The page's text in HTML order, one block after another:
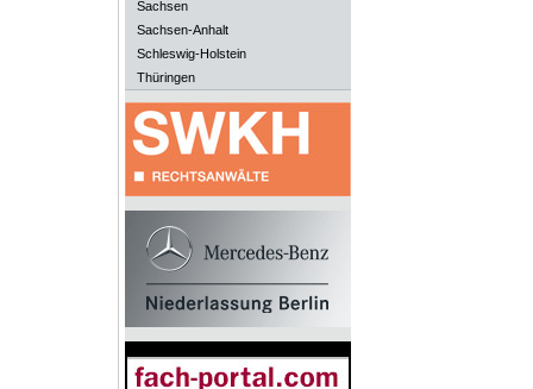
Sachsen
Sachsen-Anhalt
Schleswig-Holstein
Thüringen